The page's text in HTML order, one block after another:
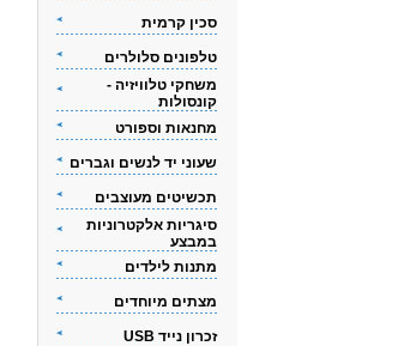
סכין קרמית
טלפונים סלולרים
משחקי טלוויזיה -
קונסולות
מחנאות וספורט
שעוני יד לנשים וגברים
תכשיטים מעוצבים
סיגריות אלקטרוניות
במבצע
מתנות לילדים
מצתים מיוחדים
זכרון נייד USB